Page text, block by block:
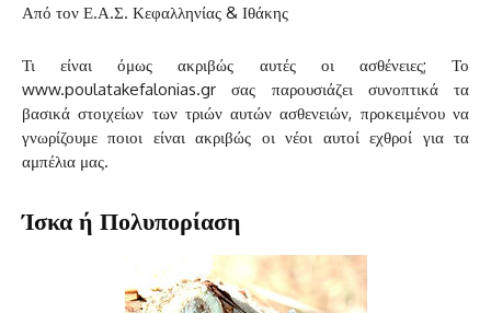
Από τον Ε.Α.Σ. Κεφαλληνίας & Ιθάκης
Τι είναι όμως ακριβώς αυτές οι ασθένειες; Το
www.poulatakefalonias.gr σας παρουσιάζει συνοπτικά τα
βασικά στοιχείων των τριών αυτών ασθενειών, προκειμένου να
γνωρίζουμε ποιοι είναι ακριβώς οι νέοι αυτοί εχθροί για τα
αμπέλια μας.
Ίσκα ή Πολυπορίαση